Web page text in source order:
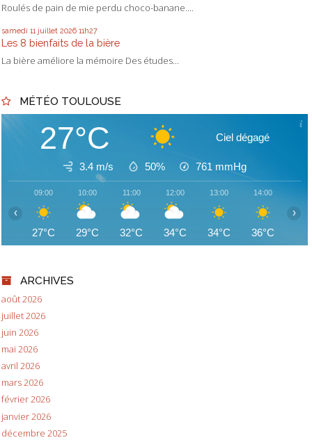
Roulés de pain de mie perdu choco-banane....
samedi 11 juillet 2026 11h27
Les 8 bienfaits de la bière
La bière améliore la mémoire Des études...
MÉTÉO TOULOUSE
27°C Ciel dégagé
3.4 m/s 50% 761 mmHg
09:00
27°C
10:00
29°C
11:00
32°C
12:00
34°C
13:00
34°C
14:00
36°C
‹ ›
ARCHIVES
août 2026
juillet 2026
juin 2026
mai 2026
avril 2026
mars 2026
février 2026
janvier 2026
décembre 2025